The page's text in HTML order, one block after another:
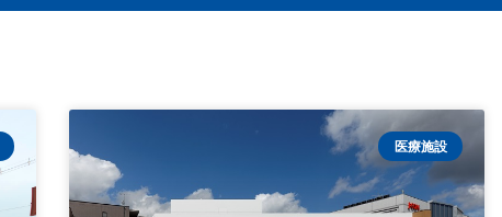
医療施設
ー
ー